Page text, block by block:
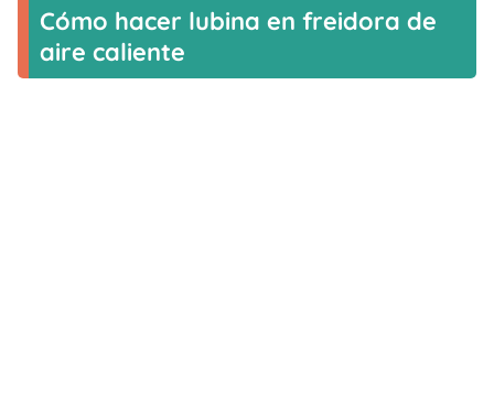
Cómo hacer lubina en freidora de
aire caliente